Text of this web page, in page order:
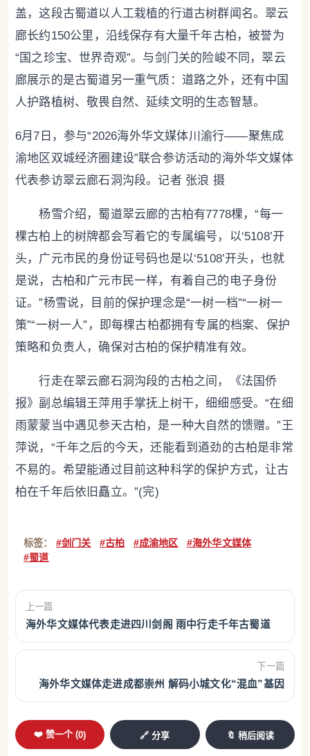
盖，这段古蜀道以人工栽植的行道古树群闻名。翠云
廊长约150公里，沿线保存有大量千年古柏，被誉为
“国之珍宝、世界奇观”。与剑门关的险峻不同，翠云
廊展示的是古蜀道另一重气质：道路之外，还有中国
人护路植树、敬畏自然、延续文明的生态智慧。
6月7日，参与“2026海外华文媒体川渝行——聚焦成
渝地区双城经济圈建设”联合参访活动的海外华文媒体
代表参访翠云廊石洞沟段。记者 张浪 摄
杨雪介绍，蜀道翠云廊的古柏有7778棵，“每一
棵古柏上的树牌都会写着它的专属编号，以‘5108’开
头，广元市民的身份证号码也是以‘5108’开头，也就
是说，古柏和广元市民一样，有着自己的电子身份
证。”杨雪说，目前的保护理念是“一树一档”“一树一
策”“一树一人”，即每棵古柏都拥有专属的档案、保护
策略和负责人，确保对古柏的保护精准有效。
行走在翠云廊石洞沟段的古柏之间，《法国侨
报》副总编辑王萍用手掌抚上树干，细细感受。“在细
雨蒙蒙当中遇见参天古柏，是一种大自然的馈赠。”王
萍说，“千年之后的今天，还能看到遒劲的古柏是非常
不易的。希望能通过目前这种科学的保护方式，让古
柏在千年后依旧矗立。”(完)
标签： #剑门关 #古柏 #成渝地区
#海外华文媒体
#蜀道
上一篇
海外华文媒体代表走进四川剑阁 雨中行走千年古蜀道
下一篇
海外华文媒体走进成都崇州 解码小城文化“混血”基因
❤️ 赞一个 (0) 🔗 分享 🔖 稍后阅读